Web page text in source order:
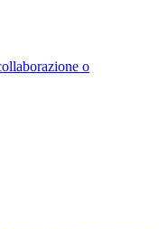
o